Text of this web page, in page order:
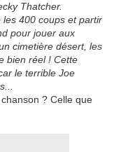
Thatcher.
400 coups et partir
pour jouer aux
cimetière désert, les
bien réel ! Cette
le terrible Joe
? Celle que